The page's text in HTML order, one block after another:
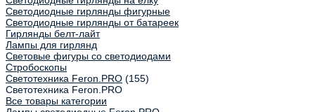
Светодиодные гирлянды фигурные
Светодиодные гирлянды от батареек
Гирлянды белт-лайт
Лампы для гирлянд
Световые фигуры со светодиодами
Стробоскопы
Светотехника Feron.PRO (155)
Светотехника Feron.PRO
Все товары категории